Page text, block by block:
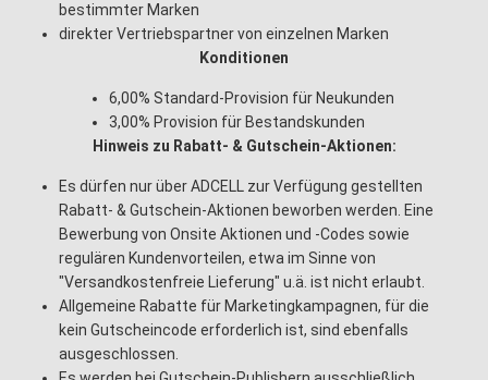
bestimmter Marken
direkter Vertriebspartner von einzelnen Marken
Konditionen
6,00% Standard-Provision für Neukunden
3,00% Provision für Bestandskunden
Hinweis zu Rabatt- & Gutschein-Aktionen:
Es dürfen nur über ADCELL zur Verfügung gestellten
Rabatt- & Gutschein-Aktionen beworben werden. Eine
Bewerbung von Onsite Aktionen und -Codes sowie
regulären Kundenvorteilen, etwa im Sinne von
"Versandkostenfreie Lieferung" u.ä. ist nicht erlaubt.
Allgemeine Rabatte für Marketingkampagnen, für die
kein Gutscheincode erforderlich ist, sind ebenfalls
ausgeschlossen.